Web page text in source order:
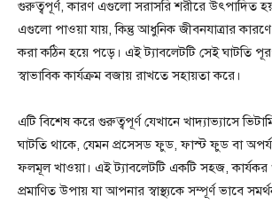
গুরুত্বপূর্ণ, কারণ এগুলো সরাসরি শরীরে উৎপাদিত
এগুলো পাওয়া যায়, কিন্তু আধুনিক জীবনযাত্রার কারণে
করা কঠিন হয়ে পড়ে। এই ট্যাবলেটটি সেই ঘাটতি
স্বাভাবিক কার্যক্রম বজায় রাখতে সহায়তা করে।
এটি বিশেষ করে গুরুত্বপূর্ণ যেখানে খাদ্যাভ্যাসে
ঘাটতি থাকে, যেমন প্রসেসড ফুড, ফাস্ট ফুড বা
ফলমূল খাওয়া। এই ট্যাবলেটটি একটি সহজ, কার্যকর
প্রমাণিত উপায় যা আপনার স্বাস্থ্যকে সম্পূর্ণ ভাবে